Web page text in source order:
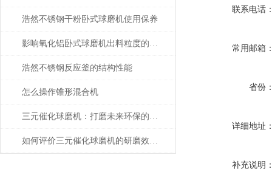
浩然不锈钢干粉卧式球磨机使用保养
影响氧化铝卧式球磨机出料粒度的因素主要有这些
浩然不锈钢反应釜的结构性能
怎么操作锥形混合机
三元催化球磨机：打磨未来环保的高效利器
如何评价三元催化球磨机的研磨效果？
联系电话
常用邮箱
省份
详细地址
补充说明